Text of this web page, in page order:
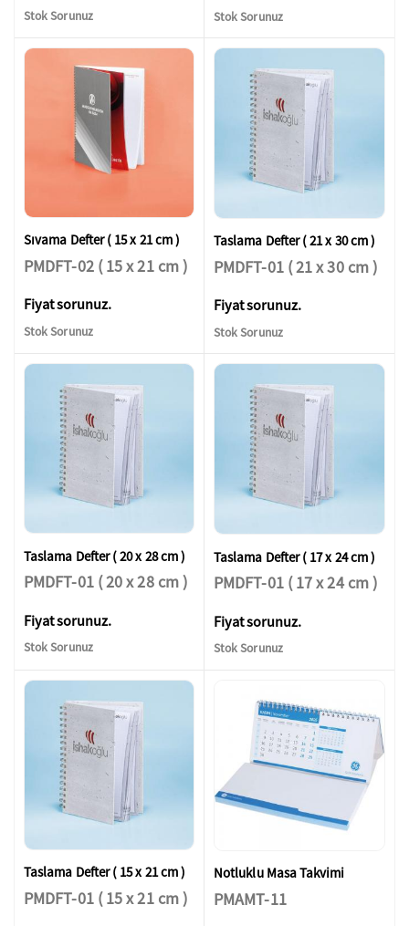
Stok Sorunuz Stok Sorunuz
Sıvama Defter ( 15 x 21 cm )
PMDFT-02 ( 15 x 21 cm )
Fiyat sorunuz.
Stok Sorunuz
Taslama Defter ( 21 x 30 cm )
PMDFT-01 ( 21 x 30 cm )
Fiyat sorunuz.
Stok Sorunuz
Taslama Defter ( 20 x 28 cm )
PMDFT-01 ( 20 x 28 cm )
Fiyat sorunuz.
Stok Sorunuz
Taslama Defter ( 17 x 24 cm )
PMDFT-01 ( 17 x 24 cm )
Fiyat sorunuz.
Stok Sorunuz
Taslama Defter ( 15 x 21 cm )
PMDFT-01 ( 15 x 21 cm )
Notluklu Masa Takvimi
PMAMT-11